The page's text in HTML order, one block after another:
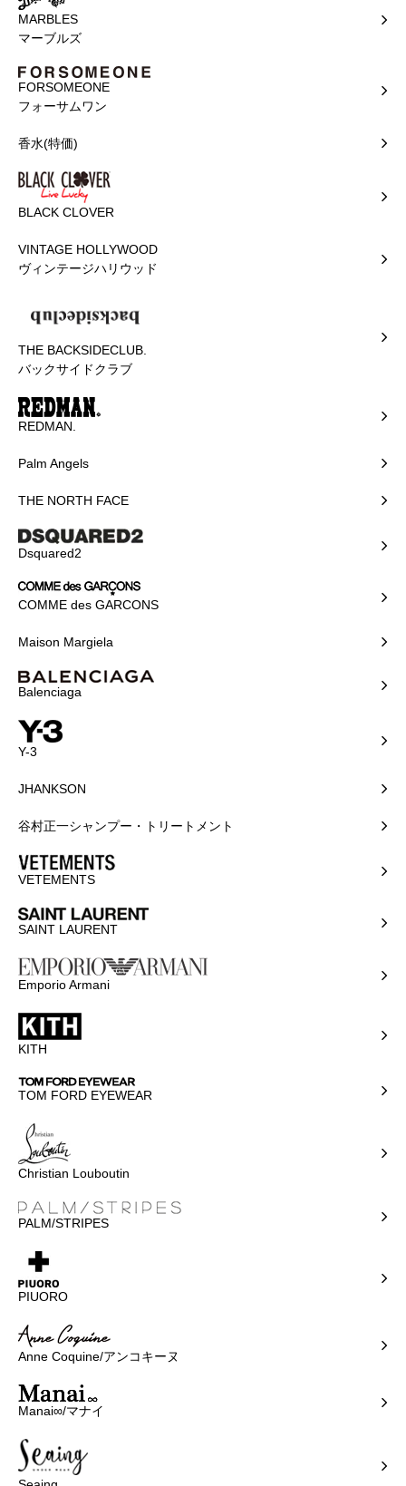
MARBLES
マーブルズ
FORSOMEONE
フォーサムワン
香水(特価)
BLACK CLOVER
VINTAGE HOLLYWOOD
ヴィンテージハリウッド
THE BACKSIDECLUB.
バックサイドクラブ
REDMAN.
Palm Angels
THE NORTH FACE
Dsquared2
COMME des GARCONS
Maison Margiela
Balenciaga
Y-3
JHANKSON
谷村正一シャンプー・トリートメント
VETEMENTS
SAINT LAURENT
Emporio Armani
KITH
TOM FORD EYEWEAR
Christian Louboutin
PALM/STRIPES
PIUORO
Anne Coquine/アンコキーヌ
Manai∞/マナイ